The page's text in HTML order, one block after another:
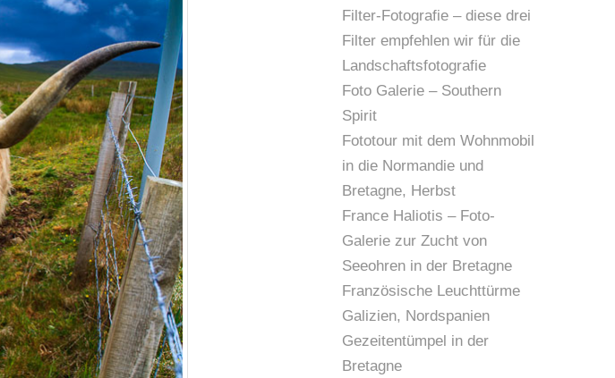
Filter-Fotografie – diese drei
Filter empfehlen wir für die
Landschaftsfotografie
Foto Galerie – Southern
Spirit
Fototour mit dem Wohnmobil
in die Normandie und
Bretagne, Herbst
France Haliotis – Foto-
Galerie zur Zucht von
Seeohren in der Bretagne
Französische Leuchttürme
Galizien, Nordspanien
Gezeitentümpel in der
Bretagne